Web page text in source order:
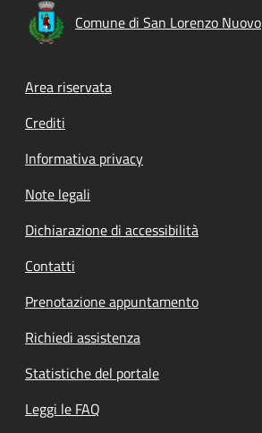
Comune di San Lorenzo Nuovo
Footer menu
Area riservata
Crediti
Informativa privacy
Note legali
Dichiarazione di accessibilità
Contatti
Prenotazione appuntamento
Richiedi assistenza
Statistiche del portale
Leggi le FAQ